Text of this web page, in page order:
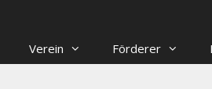
Verein Förderer